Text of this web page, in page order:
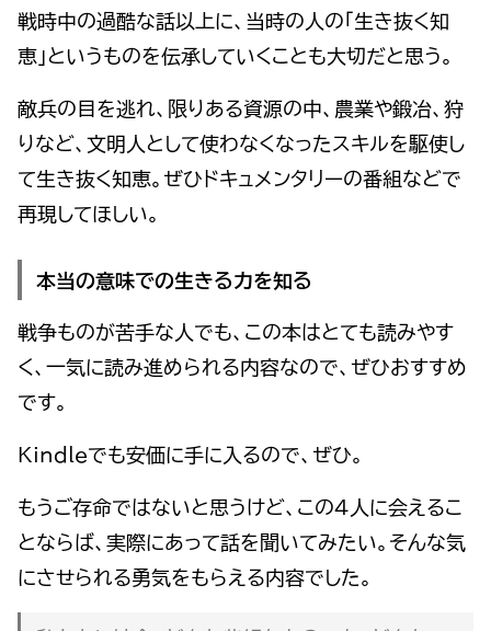
戦時中の過酷な話以上に、当時の人の「生き抜く知
恵」というものを伝承していくことも大切だと思う。
敵兵の目を逃れ、限りある資源の中、農業や鍛冶、狩
りなど、文明人として使わなくなったスキルを駆使し
て生き抜く知恵。ぜひドキュメンタリーの番組などで
再現してほしい。
本当の意味での生きる力を知る
戦争ものが苦手な人でも、この本はとても読みやす
く、一気に読み進められる内容なので、ぜひおすすめ
です。
Kindleでも安価に手に入るので、ぜひ。
もうご存命ではないと思うけど、この４人に会えるこ
とならば、実際にあって話を聞いてみたい。そんな気
にさせられる勇気をもらえる内容でした。